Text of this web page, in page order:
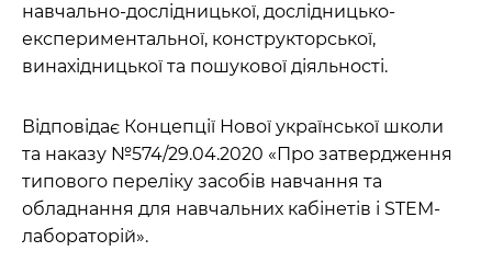
навчально-дослідницької, дослідницько-
експериментальної, конструкторської,
винахідницької та пошукової діяльності.
Відповідає Концепції Нової української школи
та наказу №574/29.04.2020 «Про затвердження
типового переліку засобів навчання та
обладнання для навчальних кабінетів і STEM-
лабораторій».